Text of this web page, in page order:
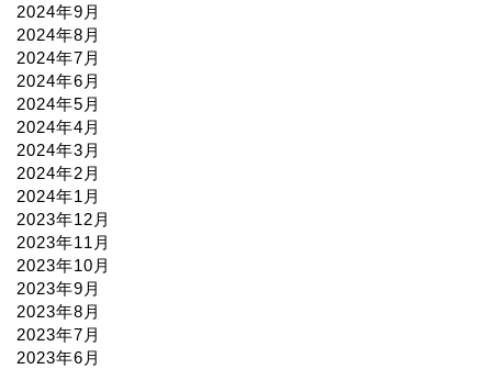
2024年9月
2024年8月
2024年7月
2024年6月
2024年5月
2024年4月
2024年3月
2024年2月
2024年1月
2023年12月
2023年11月
2023年10月
2023年9月
2023年8月
2023年7月
2023年6月